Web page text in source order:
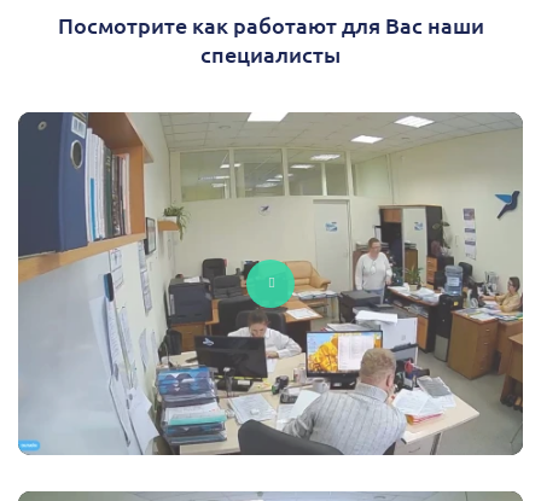
Посмотрите как работают для Вас наши
специалисты